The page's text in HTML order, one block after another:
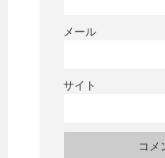
メール
サイト